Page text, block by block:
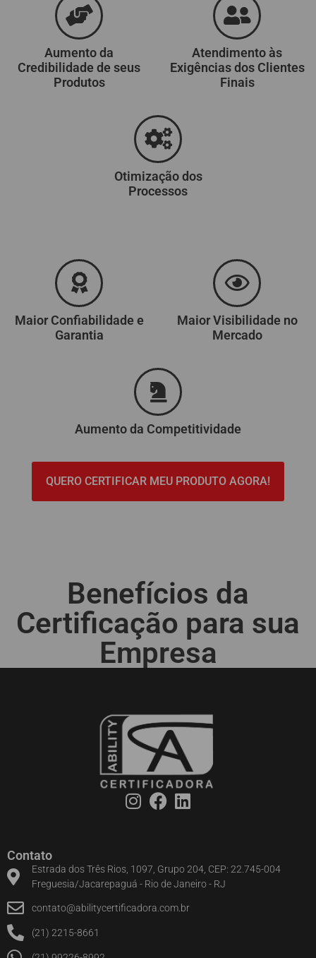
Aumento da
Credibilidade de seus
Produtos
Atendimento às
Exigências dos Clientes
Finais
Otimização dos
Processos
Maior Confiabilidade e
Garantia
Maior Visibilidade no
Mercado
Aumento da Competitividade
QUERO CERTIFICAR MEU PRODUTO AGORA!
Benefícios da
Certificação para sua
Empresa
Contato
Estrada dos Três Rios, 1097, Grupo 204, CEP: 22.745-004
Freguesia/Jacarepaguá - Rio de Janeiro - RJ
contato@abilitycertificadora.com.br
(21) 2215-8661